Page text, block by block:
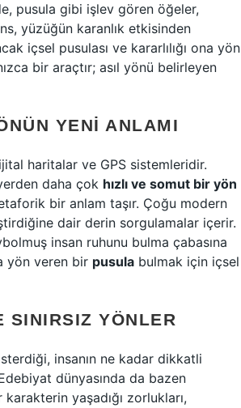
pusula gibi işlev gören öğeler,
yüzüğün karanlık etkisinden
içsel pusulası ve kararlılığı ona yön
bir araçtır; asıl yönü belirleyen
YENI ANLAMI
haritalar ve GPS sistemleridir.
daha çok hızlı ve somut bir yön
bir anlam taşır. Çoğu modern
dair derin sorgulamalar içerir.
insan ruhunu bulma çabasına
yön veren bir pusula bulmak için içsel
SINIRSIZ YÖNLER
insanın ne kadar dikkatli
dünyasında da bazen
karakterin yaşadığı zorlukları,